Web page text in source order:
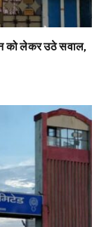
को लेकर उठे सवाल,